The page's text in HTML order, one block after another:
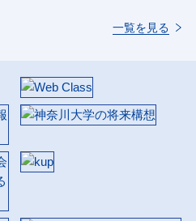
一覧を見る